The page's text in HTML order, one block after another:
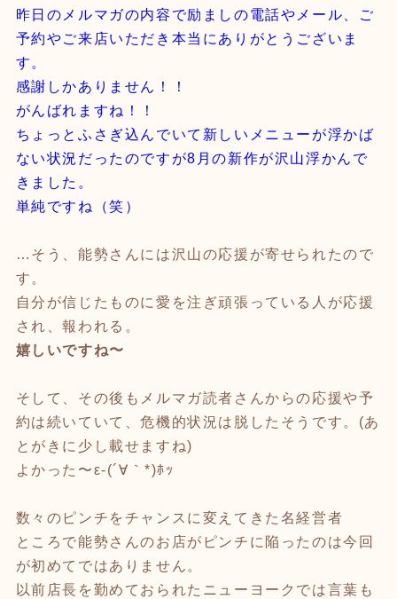
昨日のメルマガの内容で励ましの電話やメール、ご
予約やご来店いただき本当にありがとうございま
す。
感謝しかありません！！
がんばれますね！！
ちょっとふさぎ込んでいて新しいメニューが浮かば
ない状況だったのですが8月の新作が沢山浮かんで
きました。
単純ですね（笑）
…そう、能勢さんには沢山の応援が寄せられたので
す。
自分が信じたものに愛を注ぎ頑張っている人が応援
され、報われる。
嬉しいですね〜
そして、その後もメルマガ読者さんからの応援や予
約は続いていて、危機的状況は脱したそうです。(あ
とがきに少し載せますね)
よかった〜ε-(´∀｀*)ﾎｯ
数々のピンチをチャンスに変えてきた名経営者
ところで能勢さんのお店がピンチに陥ったのは今回
が初めてではありません。
以前店長を勤めておられたニューヨークでは言葉も